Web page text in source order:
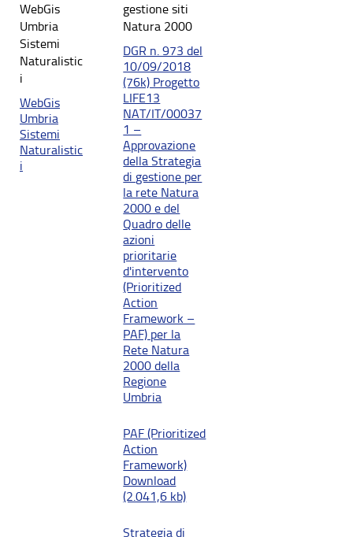
WebGis
Umbria
Sistemi
Naturalistic
i
WebGis
Umbria
Sistemi
Naturalistic
i
gestione siti
Natura 2000
DGR n. 973 del
10/09/2018
(76k) Progetto
LIFE13
NAT/IT/00037
1 –
Approvazione
della Strategia
di gestione per
la rete Natura
2000 e del
Quadro delle
azioni
prioritarie
d'intervento
(Prioritized
Action
Framework –
PAF) per la
Rete Natura
2000 della
Regione
Umbria
PAF (Prioritized
Action
Framework)
Download
(2.041,6 kb)
Strategia di